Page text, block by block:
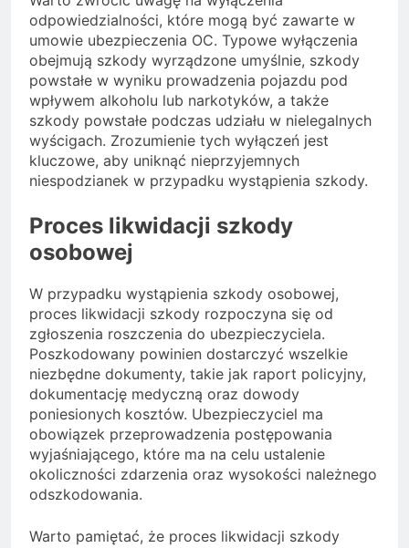
odpowiedzialności, które mogą być zawarte w
umowie ubezpieczenia OC. Typowe wyłączenia
obejmują szkody wyrządzone umyślnie, szkody
powstałe w wyniku prowadzenia pojazdu pod
wpływem alkoholu lub narkotyków, a także
szkody powstałe podczas udziału w nielegalnych
wyścigach. Zrozumienie tych wyłączeń jest
kluczowe, aby uniknąć nieprzyjemnych
niespodzianek w przypadku wystąpienia szkody.
Proces likwidacji szkody
osobowej
W przypadku wystąpienia szkody osobowej,
proces likwidacji szkody rozpoczyna się od
zgłoszenia roszczenia do ubezpieczyciela.
Poszkodowany powinien dostarczyć wszelkie
niezbędne dokumenty, takie jak raport policyjny,
dokumentację medyczną oraz dowody
poniesionych kosztów. Ubezpieczyciel ma
obowiązek przeprowadzenia postępowania
wyjaśniającego, które ma na celu ustalenie
okoliczności zdarzenia oraz wysokości należnego
odszkodowania.
Warto pamiętać, że proces likwidacji szkody